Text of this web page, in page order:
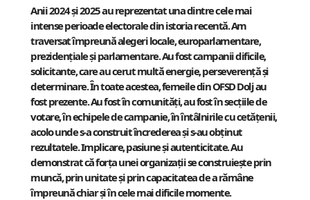
Anii 2024 și 2025 au reprezentat una dintre cele mai
intense perioade electorale din istoria recentă. Am
traversat împreună alegeri locale, europarlamentare,
prezidențiale și parlamentare. Au fost campanii dificile,
solicitante, care au cerut multă energie, perseverență și
determinare. În toate acestea, femeile din OFSD Dolj au
fost prezente. Au fost în comunități, au fost în secțiile de
votare, în echipele de campanie, în întâlnirile cu cetățenii,
acolo unde s-a construit încrederea și s-au obținut
rezultatele. Implicare, pasiune și autenticitate. Au
demonstrat că forța unei organizații se construiește prin
muncă, prin unitate și prin capacitatea de a rămâne
împreună chiar și în cele mai dificile momente.